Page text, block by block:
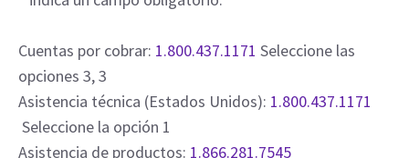
Cuentas por cobrar: 1.800.437.1171 Seleccione las
opciones 3, 3
Asistencia técnica (Estados Unidos): 1.800.437.1171
Seleccione la opción 1
Asistencia de productos: 1.866.281.7545